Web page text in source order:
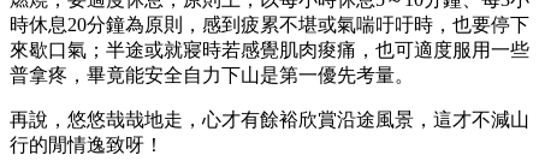
時休息20分鐘為原則，感到疲累不堪或氣喘吁吁時，也要停下
來歇口氣；半途或就寢時若感覺肌肉痠痛，也可適度服用一些
普拿疼，畢竟能安全自力下山是第一優先考量。
再說，悠悠哉哉地走，心才有餘裕欣賞沿途風景，這才不減山
行的閒情逸致呀！